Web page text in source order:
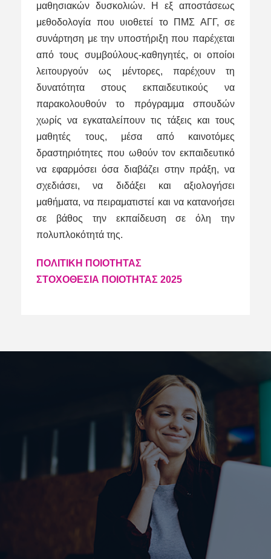
μαθησιακών δυσκολιών. Η εξ αποστάσεως
μεθοδολογία που υιοθετεί το ΠΜΣ ΑΓΓ, σε
συνάρτηση με την υποστήριξη που παρέχεται
από τους συμβούλους-καθηγητές, οι οποίοι
λειτουργούν ως μέντορες, παρέχουν τη
δυνατότητα στους εκπαιδευτικούς να
παρακολουθούν το πρόγραμμα σπουδών
χωρίς να εγκαταλείπουν τις τάξεις και τους
μαθητές τους, μέσα από καινοτόμες
δραστηριότητες που ωθούν τον εκπαιδευτικό
να εφαρμόσει όσα διαβάζει στην πράξη, να
σχεδιάσει, να διδάξει και αξιολογήσει
μαθήματα, να πειραματιστεί και να κατανοήσει
σε βάθος την εκπαίδευση σε όλη την
πολυπλοκότητά της.
ΠΟΛΙΤΙΚΗ ΠΟΙΟΤΗΤΑΣ
ΣΤΟΧΟΘΕΣΙΑ ΠΟΙΟΤΗΤΑΣ 2025